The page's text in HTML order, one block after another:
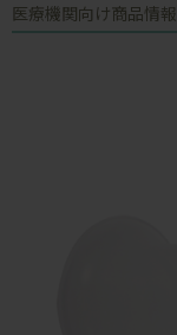
医療機関向け商品情報